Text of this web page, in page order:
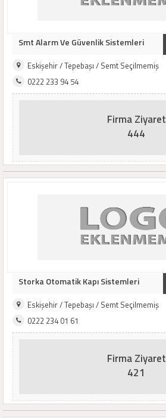
Smt Alarm Ve Güvenlik Sistemleri
Eskişehir / Tepebaşı / Semt Seçilmemiş
0222 233 94 54
Firma Ziyaret
444
Storka Otomatik Kapı Sistemleri
Eskişehir / Tepebaşı / Semt Seçilmemiş
0222 234 01 61
Firma Ziyaret
421